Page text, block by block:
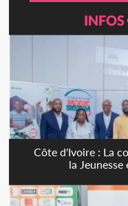
INFOS
Côte d'Ivoire : La
la